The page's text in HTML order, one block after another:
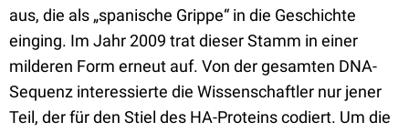
aus, die als „spanische Grippe“ in die Geschichte
einging. Im Jahr 2009 trat dieser Stamm in einer
milderen Form erneut auf. Von der gesamten DNA-
Sequenz interessierte die Wissenschaftler nur jener
Teil, der für den Stiel des HA-Proteins codiert. Um die